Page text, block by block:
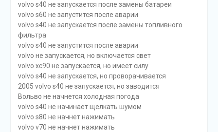
volvo s40 не запускается после замены батареи
volvo s60 не запустится после аварии
volvo s40 не запускается после замены топливного
фильтра
volvo s40 не запустится после аварии
volvo не запускается, но включается свет
volvo xc90 не запускается, но имеет силу
volvo s40 не запускается, но проворачивается
2005 volvo s40 не запускается, но заводится
Вольво не начнется холодная погода
volvo s40 не начинает щелкать шумом
volvo s80 не начнет нажимать
volvo v70 не начнет нажимать